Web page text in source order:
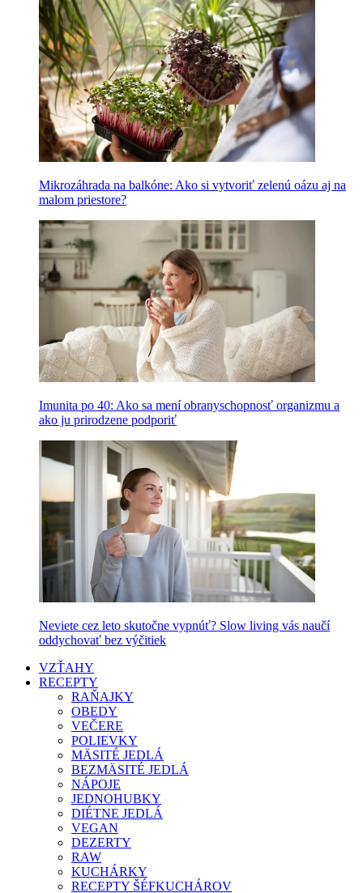
Mikrozáhrada na balkóne: Ako si vytvoriť zelenú oázu aj na
malom priestore?
Imunita po 40: Ako sa mení obranyschopnosť organizmu a
ako ju prirodzene podporiť
Neviete cez leto skutočne vypnúť? Slow living vás naučí
oddychovať bez výčitiek
VZŤAHY
RECEPTY
RAŇAJKY
OBEDY
VEČERE
POLIEVKY
MÄSITÉ JEDLÁ
BEZMÄSITÉ JEDLÁ
NÁPOJE
JEDNOHUBKY
DIÉTNE JEDLÁ
VEGAN
DEZERTY
RAW
KUCHÁRKY
RECEPTY ŠÉFKUCHÁROV